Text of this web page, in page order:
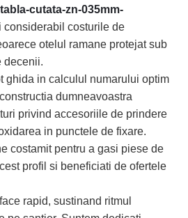
tabla-cutata-zn-035mm-
considerabil costurile de
otelul ramane protejat sub
decenii.
ghida in calculul numarului optim
dumneavoastra
privind accesoriile de prindere
in punctele de fixare.
costamit pentru a gasi piese de
profil si beneficiati de ofertele
rapid, sustinand ritmul